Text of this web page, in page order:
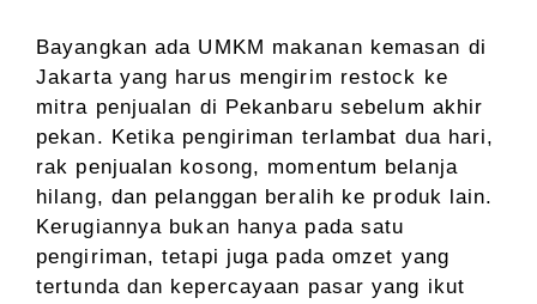
Bayangkan ada UMKM makanan kemasan di
Jakarta yang harus mengirim restock ke
mitra penjualan di Pekanbaru sebelum akhir
pekan. Ketika pengiriman terlambat dua hari,
rak penjualan kosong, momentum belanja
hilang, dan pelanggan beralih ke produk lain.
Kerugiannya bukan hanya pada satu
pengiriman, tetapi juga pada omzet yang
tertunda dan kepercayaan pasar yang ikut